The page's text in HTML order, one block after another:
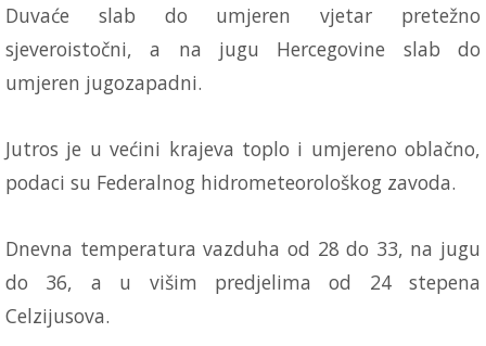
Duvaće slab do umjeren vjetar pretežno
sjeveroistočni, a na jugu Hercegovine slab do
umjeren jugozapadni.
Jutros je u većini krajeva toplo i umjereno oblačno,
podaci su Federalnog hidrometeorološkog zavoda.
Dnevna temperatura vazduha od 28 do 33, na jugu
do 36, a u višim predjelima od 24 stepena
Celzijusova.